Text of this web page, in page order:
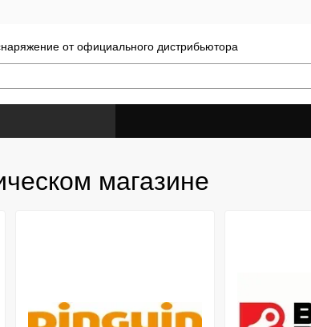
от официального дистрибьютора
магазине